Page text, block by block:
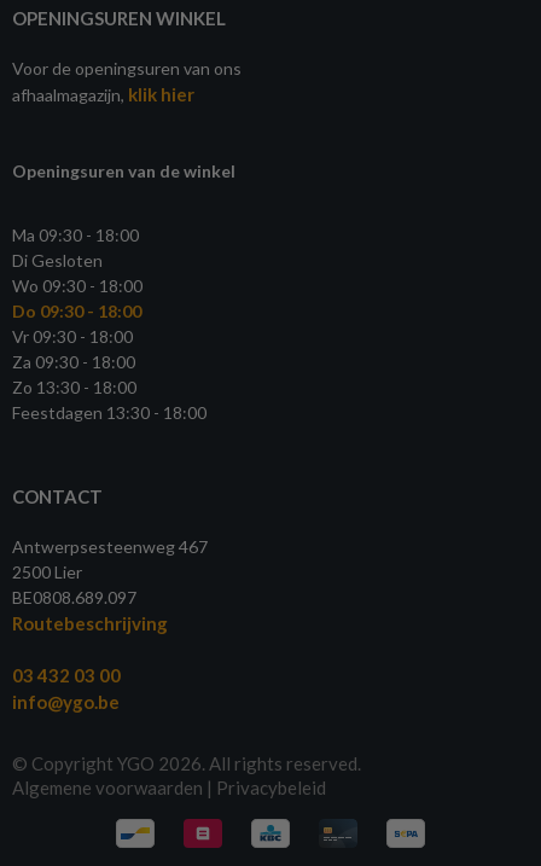
OPENINGSUREN WINKEL
Voor de openingsuren van ons
afhaalmagazijn, klik hier
Openingsuren van de winkel
Ma 09:30 - 18:00
Di Gesloten
Wo 09:30 - 18:00
Do 09:30 - 18:00
Vr 09:30 - 18:00
Za 09:30 - 18:00
Zo 13:30 - 18:00
Feestdagen 13:30 - 18:00
CONTACT
Antwerpsesteenweg 467
2500 Lier
BE0808.689.097
Routebeschrijving
03 432 03 00
info@ygo.be
© Copyright YGO 2026. All rights reserved.
Algemene voorwaarden | Privacybeleid